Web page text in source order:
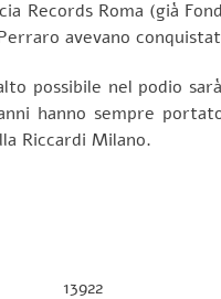
Records Roma (già
avevano
possibile nel podio
hanno sempre
Riccardi Milano.
13922